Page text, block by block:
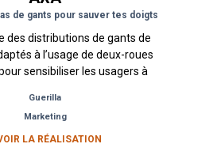
de gants pour sauver tes doigts
des distributions de gants de
à l’usage de deux-roues
sensibiliser les usagers à
Guerilla
Marketing
LA RÉALISATION